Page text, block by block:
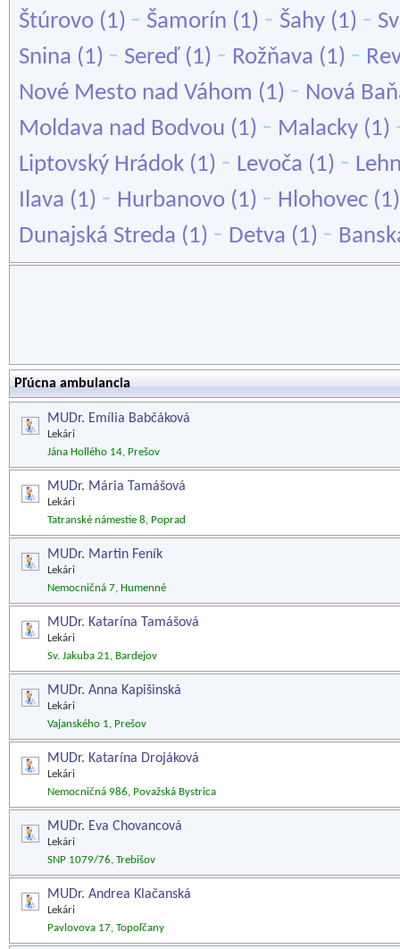
Štúrovo (1) - Šamorín (1) - Šahy (1) -
Snina (1) - Sereď (1) - Rožňava (1) -
Nové Mesto nad Váhom (1) - Nová
Moldava nad Bodvou (1) - Malacky (1)
Liptovský Hrádok (1) - Levoča (1) -
Ilava (1) - Hurbanovo (1) - Hlohovec
Dunajská Streda (1) - Detva (1) -
Pľúcna ambulancia
MUDr. Emília Babčáková
Lekári
Jána Hollého 14, Prešov
MUDr. Mária Tamášová
Lekári
Tatranské námestie 8, Poprad
MUDr. Martin Feník
Lekári
Nemocničná 7, Humenné
MUDr. Katarína Tamášová
Lekári
Sv. Jakuba 21, Bardejov
MUDr. Anna Kapišinská
Lekári
Vajanského 1, Prešov
MUDr. Katarína Drojáková
Lekári
Nemocničná 986, Považská Bystrica
MUDr. Eva Chovancová
Lekári
SNP 1079/76, Trebišov
MUDr. Andrea Klačanská
Lekári
Pavlovova 17, Topoľčany